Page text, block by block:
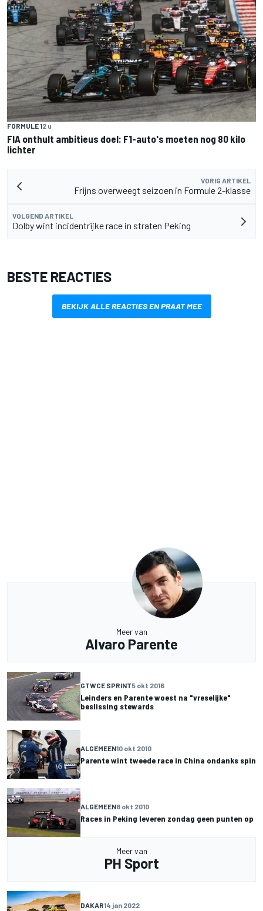
FORMULE 12 u
FIA onthult ambitieus doel: F1-auto's moeten nog 80 kilo
lichter
VORIG ARTIKEL
Frijns overweegt seizoen in Formule 2-klasse
VOLGEND ARTIKEL
Dolby wint incidentrijke race in straten Peking
BESTE REACTIES
BEKIJK ALLE REACTIES EN PRAAT MEE
Meer van
Alvaro Parente
GTWCE SPRINT5 okt 2016
Leinders en Parente woest na "vreselijke"
beslissing stewards
ALGEMEEN10 okt 2010
Parente wint tweede race in China ondanks spin
ALGEMEEN8 okt 2010
Races in Peking leveren zondag geen punten op
Meer van
PH Sport
DAKAR14 jan 2022